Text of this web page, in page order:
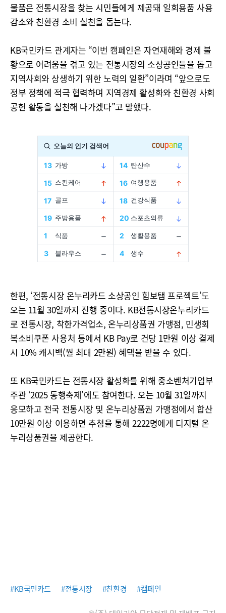
물품은 전통시장을 찾는 시민들에게 제공돼 일회용품 사용
감소와 친환경 소비 실천을 돕는다.
KB국민카드 관계자는 “이번 캠페인은 자연재해와 경제 불
황으로 어려움을 겪고 있는 전통시장의 소상공인들을 돕고
지역사회와 상생하기 위한 노력의 일환”이라며 “앞으로도
정부 정책에 적극 협력하며 지역경제 활성화와 친환경 사회
공헌 활동을 실천해 나가겠다”고 말했다.
한편, ‘전통시장 온누리카드 소상공인 힘보탬 프로젝트’도
오는 11월 30일까지 진행 중이다. KB전통시장온누리카드
로 전통시장, 착한가격업소, 온누리상품권 가맹점, 민생회
복소비쿠폰 사용처 등에서 KB Pay로 건당 1만원 이상 결제
시 10% 캐시백(월 최대 2만원) 혜택을 받을 수 있다.
또 KB국민카드는 전통시장 활성화를 위해 중소벤처기업부
주관 ‘2025 동행축제’에도 참여한다. 오는 10월 31일까지
응모하고 전국 전통시장 및 온누리상품권 가맹점에서 합산
10만원 이상 이용하면 추첨을 통해 2222명에게 디지털 온
누리상품권을 제공한다.
#KB국민카드 #전통시장 #친환경 #캠페인